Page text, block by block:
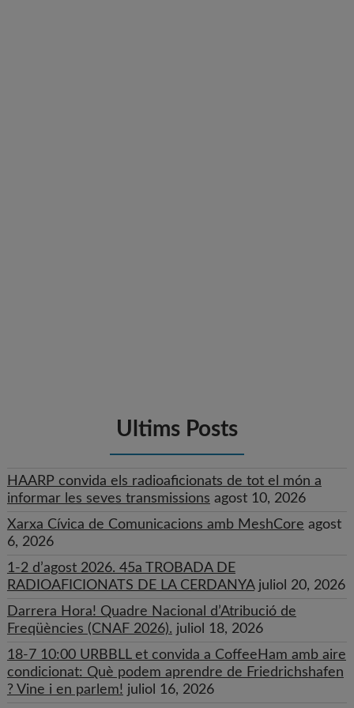
Ultims Posts
HAARP convida els radioaficionats de tot el món a
informar les seves transmissions agost 10, 2026
Xarxa Cívica de Comunicacions amb MeshCore agost
6, 2026
1-2 d’agost 2026. 45a TROBADA DE
RADIOAFICIONATS DE LA CERDANYA juliol 20, 2026
Darrera Hora! Quadre Nacional d’Atribució de
Freqüències (CNAF 2026). juliol 18, 2026
18-7 10:00 URBBLL et convida a CoffeeHam amb aire
condicionat: Què podem aprendre de Friedrichshafen
? Vine i en parlem! juliol 16, 2026